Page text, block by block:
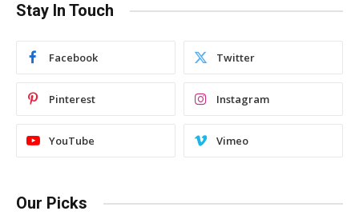
Stay In Touch
Facebook Twitter
Pinterest Instagram
YouTube Vimeo
Our Picks